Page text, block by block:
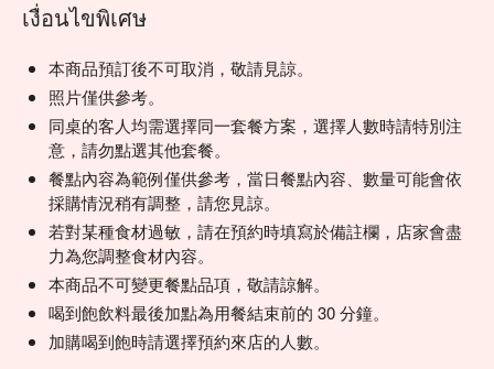
เงื่อนไขพิเศษ
本商品預訂後不可取消，敬請見諒。
照片僅供參考。
同桌的客人均需選擇同一套餐方案，選擇人數時請特別注
意，請勿點選其他套餐。
餐點內容為範例僅供參考，當日餐點內容、數量可能會依
採購情況稍有調整，請您見諒。
若對某種食材過敏，請在預約時填寫於備註欄，店家會盡
力為您調整食材內容。
本商品不可變更餐點品項，敬請諒解。
喝到飽飲料最後加點為用餐結束前的 30 分鐘。
加購喝到飽時請選擇預約來店的人數。